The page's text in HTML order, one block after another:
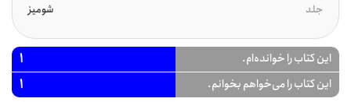
جلد
شومیز
این کتاب را خوانده‌ام. 1
این کتاب را می‌خواهم بخوانم.
1